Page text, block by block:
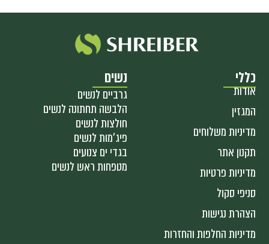
כללי
אודות
המגזין
מדיניות משלוחים
תקנון אתר
מדיניות פרטיות
סניפי סקול
הצהרת נגישות
מדיניות החלפות והחזרות
נשים
גרביים לנשים
הלבשה תחתונה לנשים
חולצות לנשים
פיג'מות לנשים
בגדי ים צנועים
מטפחות ראש לנשים